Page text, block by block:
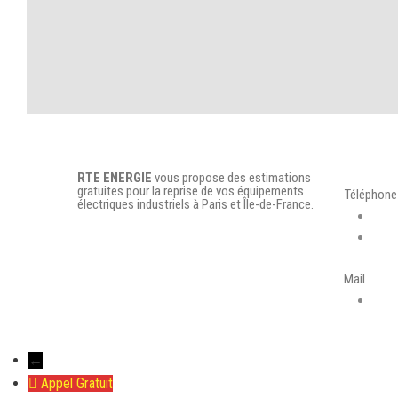
RTE ENERGIE vous propose des estimations
gratuites pour la reprise de vos équipements
électriques industriels à Paris et Île-de-France.
Téléphone
Mail
←
Appel Gratuit